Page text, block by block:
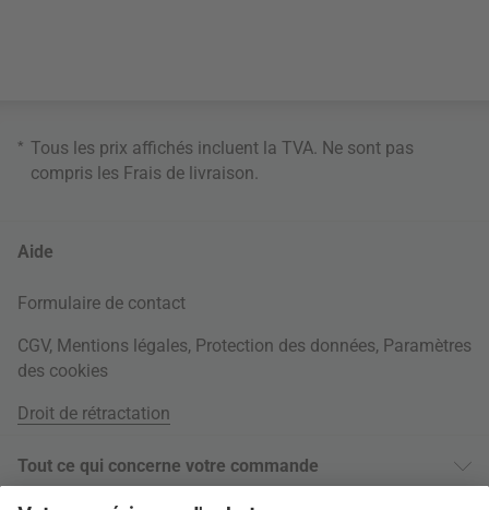
* Tous les prix affichés incluent la TVA. Ne sont pas
compris les Frais de livraison
Aide
Formulaire de contact
CGV, Mentions légales, Protection des données, Paramètres
des cookies
Droit de rétractation
Tout ce qui concerne votre commande